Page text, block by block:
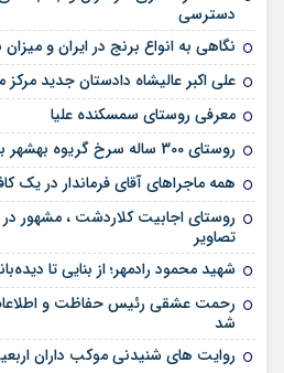
دسترسی
نگاهی به انواع برنج در ایران و
علی‌ اکبر عالیشاه دادستان جدید
معرفی روستای سمسکنده علیا
روستای 300 ساله سرخ ‌گریوه بهشهر با اهالی کردستان + تصاویر
همه ماجراهای آقای فرماندار در یک
روستای اجابیت کلاردشت ، مشهور در
تصاویر
شهید محمود رادمهر؛ از بنایی تا
رحمت عشقی رئیس حفاظت و اطلاعات
شد
روایت های شنیدنی موکب داران